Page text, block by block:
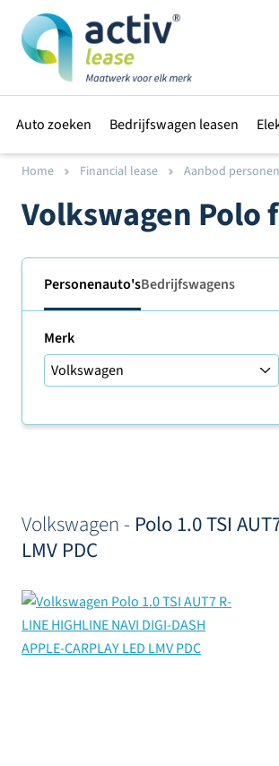
Auto zoeken Bedrijfswagen leasen
Home Financial lease Aanbod
Volkswagen Polo
Personenauto'sBedrijfswagens
Merk
Volkswagen - Polo 1.0 TSI
LMV PDC